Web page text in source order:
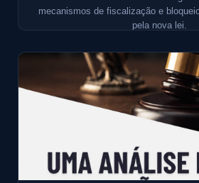
mecanismos de fiscalização e
pela nova lei.